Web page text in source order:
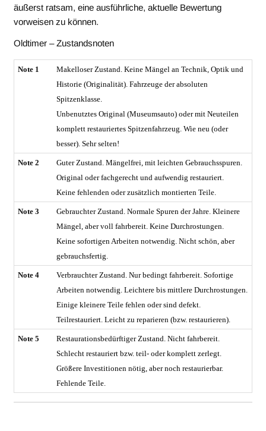
äußerst ratsam, eine ausführliche, aktuelle Bewertung
vorweisen zu können.
Oldtimer – Zustandsnoten
Note 1
Makelloser Zustand. Keine Mängel an Technik, Optik und
Historie (Originalität). Fahrzeuge der absoluten
Spitzenklasse.
Unbenutztes Original (Museumsauto) oder mit Neuteilen
komplett restauriertes Spitzenfahrzeug. Wie neu (oder
besser). Sehr selten!
Note 2
Guter Zustand. Mängelfrei, mit leichten Gebrauchsspuren.
Original oder fachgerecht und aufwendig restauriert.
Keine fehlenden oder zusätzlich montierten Teile.
Note 3
Gebrauchter Zustand. Normale Spuren der Jahre. Kleinere
Mängel, aber voll fahrbereit. Keine Durchrostungen.
Keine sofortigen Arbeiten notwendig. Nicht schön, aber
gebrauchsfertig.
Note 4
Verbrauchter Zustand. Nur bedingt fahrbereit. Sofortige
Arbeiten notwendig. Leichtere bis mittlere Durchrostungen.
Einige kleinere Teile fehlen oder sind defekt.
Teilrestauriert. Leicht zu reparieren (bzw. restaurieren).
Note 5
Restaurationsbedürftiger Zustand. Nicht fahrbereit.
Schlecht restauriert bzw. teil- oder komplett zerlegt.
Größere Investitionen nötig, aber noch restaurierbar.
Fehlende Teile.